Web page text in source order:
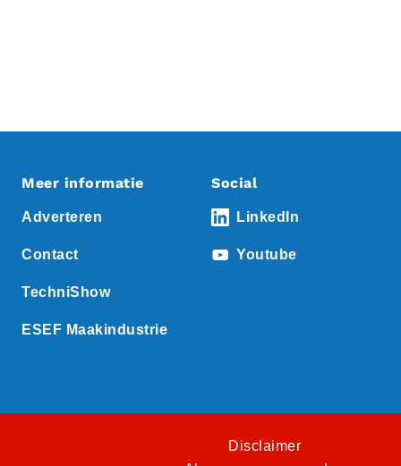
Meer informatie
Adverteren
Contact
TechniShow
ESEF Maakindustrie
Social
LinkedIn
Youtube
Disclaimer